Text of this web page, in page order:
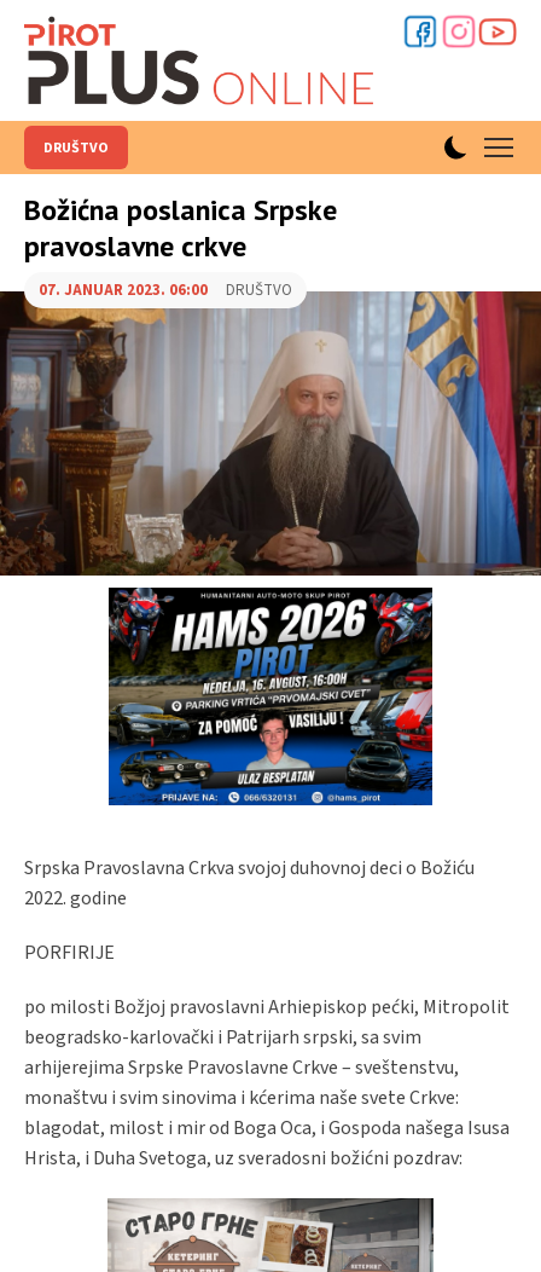
DRUŠTVO
Božićna poslanica Srpske
pravoslavne crkve
07. JANUAR 2023. 06:00 DRUŠTVO
Srpska Pravoslavna Crkva svojoj duhovnoj deci o Božiću
2022. godine
PORFIRIJE
po milosti Božjoj pravoslavni Arhiepiskop pećki, Mitropolit
beogradsko-karlovački i Patrijarh srpski, sa svim
arhijerejima Srpske Pravoslavne Crkve – sveštenstvu,
monaštvu i svim sinovima i kćerima naše svete Crkve:
blagodat, milost i mir od Boga Oca, i Gospoda našega Isusa
Hrista, i Duha Svetoga, uz sveradosni božićni pozdrav: